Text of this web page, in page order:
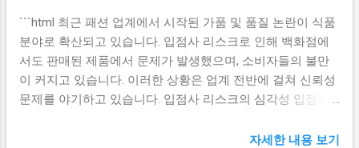
```html 최근 패션 업계에서 시작된 가품 및 품질 논란이 식품
분야로 확산되고 있습니다. 입점사 리스크로 인해 백화점에
서도 판매된 제품에서 문제가 발생했으며, 소비자들의 불만
이 커지고 있습니다. 이러한 상황은 업계 전반에 걸쳐 신뢰성
문제를 야기하고 있습니다. 입점사 리스크의 심각성 입점사
연결되어 발생하는 여러 가지 문제를 지칭합니다. 최근 패션
자세한 내용 보기